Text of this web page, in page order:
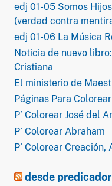
edj 01-05 Somos
(verdad contra
edj 01-06 La Música
Noticia de nuevo
Cristiana
El ministerio de
Páginas Para
P’ Colorear José del
P’ Colorear Abraham
P’ Colorear Creación,
desde